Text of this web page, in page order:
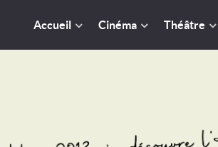
Accueil Cinéma Théâtre